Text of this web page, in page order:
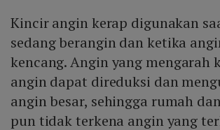
Kincir angin kerap digunakan
sedang berangin dan ketika
kencang. Angin yang mengarah
angin dapat direduksi dan
angin besar, sehingga rumah
pun tidak terkena angin yang